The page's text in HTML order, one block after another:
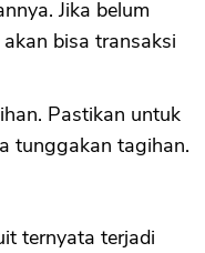
Jika belum
bisa transaksi
Pastikan untuk
tunggakan tagihan.
ternyata terjadi